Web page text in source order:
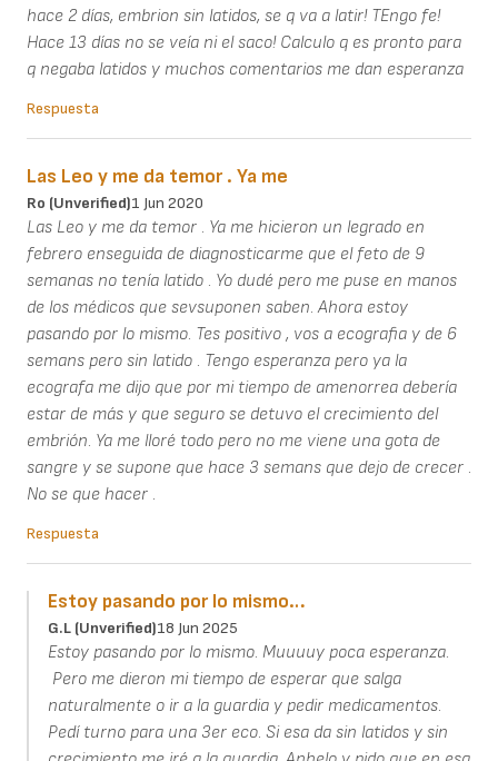
hace 2 días, embrion sin latidos, se q va a latir! TEngo fe!
Hace 13 días no se veía ni el saco! Calculo q es pronto para
q negaba latidos y muchos comentarios me dan esperanza
Respuesta
Las Leo y me da temor . Ya me
Ro (unverified)1 Jun 2020
Las Leo y me da temor . Ya me hicieron un legrado en
febrero enseguida de diagnosticarme que el feto de 9
semanas no tenía latido . Yo dudé pero me puse en manos
de los médicos que sevsuponen saben. Ahora estoy
pasando por lo mismo. Tes positivo , vos a ecografia y de 6
semans pero sin latido . Tengo esperanza pero ya la
ecografa me dijo que por mi tiempo de amenorrea debería
estar de más y que seguro se detuvo el crecimiento del
embrión. Ya me lloré todo pero no me viene una gota de
sangre y se supone que hace 3 semans que dejo de crecer .
No se que hacer .
Respuesta
Estoy pasando por lo mismo…
G.L (unverified)18 Jun 2025
Estoy pasando por lo mismo. Muuuuy poca esperanza.
Pero me dieron mi tiempo de esperar que salga
naturalmente o ir a la guardia y pedir medicamentos.
Pedí turno para una 3er eco. Si esa da sin latidos y sin